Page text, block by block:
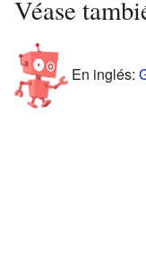
Véase
En inglés: